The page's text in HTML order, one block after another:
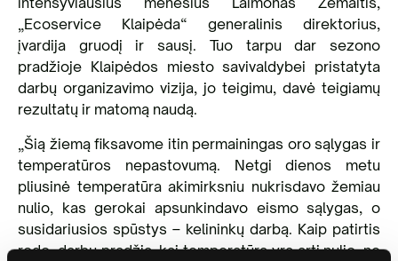
„Ecoservice Klaipėda“ generalinis direktorius,
įvardija gruodį ir sausį. Tuo tarpu dar sezono
pradžioje Klaipėdos miesto savivaldybei pristatyta
darbų organizavimo vizija, jo teigimu, davė teigiamų
rezultatų ir matomą naudą.
„Šią žiemą fiksavome itin permainingas oro sąlygas ir
temperatūros nepastovumą. Netgi dienos metu
pliusinė temperatūra akimirksniu nukrisdavo žemiau
nulio, kas gerokai apsunkindavo eismo sąlygas, o
susidariusios spūstys – kelininkų darbą. Kaip patirtis
rodo, darbų pradžia, kai temperatūra yra arti nulio, ne